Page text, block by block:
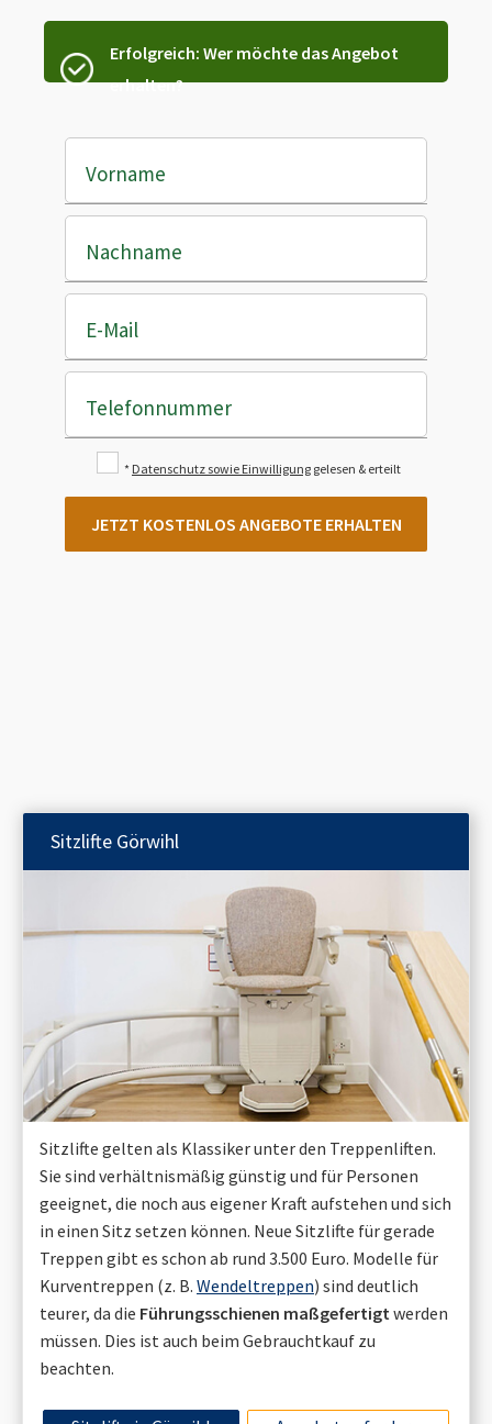
Erfolgreich: Wer möchte das Angebot
erhalten?
Vorname
Nachname
E-Mail
Telefonnummer
* Datenschutz sowie Einwilligung gelesen & erteilt
JETZT KOSTENLOS ANGEBOTE ERHALTEN
Sitzlifte Görwihl
Sitzlifte gelten als Klassiker unter den Treppenliften.
Sie sind verhältnismäßig günstig und für Personen
geeignet, die noch aus eigener Kraft aufstehen und sich
in einen Sitz setzen können. Neue Sitzlifte für gerade
Treppen gibt es schon ab rund 3.500 Euro. Modelle für
Kurventreppen (z. B. Wendeltreppen) sind deutlich
teurer, da die Führungsschienen maßgefertigt werden
müssen. Dies ist auch beim Gebrauchtkauf zu
beachten.